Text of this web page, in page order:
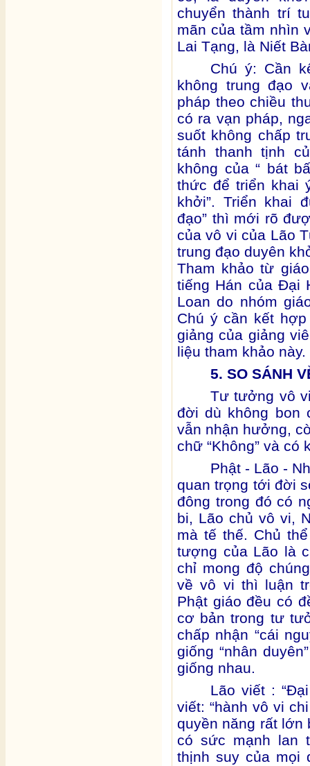
chuyển thành trí
mãn của tầm nhìn
Lai Tạng, là Niết
Chú ý: Cần
không trung đạo
pháp theo chiều
có ra vạn pháp,
suốt không chấp
tánh thanh tịnh
không của “ bát
thức để triển khai
khởi”. Triển khai
đạo” thì mới rõ
của vô vi của Lão
trung đạo duyên
Tham khảo từ
tiếng Hán của Đại
Loan do nhóm
Chú ý cần kết
giảng của giảng
liệu tham khảo này.
5. SO SÁNH
Tư tưởng vô
đời dù không bon
vẫn nhận hưởng,
chữ “Không” và có
Phật - Lão -
quan trọng tới đời
đông trong đó có
bi, Lão chủ vô vi,
mà tế thế. Chủ
tượng của Lão là
chỉ mong độ
về vô vi thì luận
Phật giáo đều có
cơ bản trong tư
chấp nhận “cái
giống “nhân
giống nhau.
Lão viết :
viết: “hành vô vi
quyền năng rất lớn
có sức mạnh lan
thịnh suy của mọi